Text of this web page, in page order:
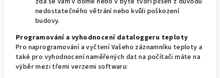
nedostatečného větrání nebo kvůli poškození
budovy.
Programování a vyhodnocení dataloggeru teploty
Pro naprogramování a vyčtení Vašeho záznamníku teploty a
také pro vyhodnocení naměřených dat na počítači máte na
výběr mezi třemi verzemi softwaru: